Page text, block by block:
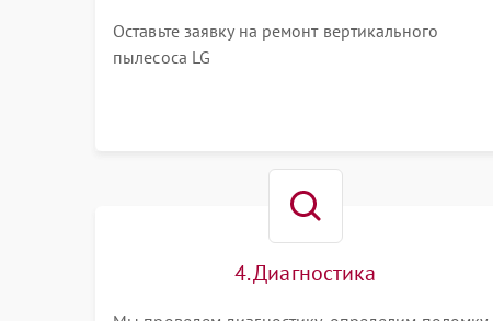
Оставьте заявку на ремонт вертикального
пылесоса LG
4. Диагностика